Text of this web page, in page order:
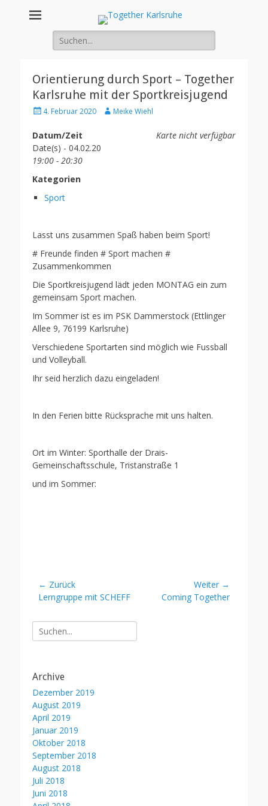
Together
Integration von jungen Menschen mit Fluchterfahrung und
Suche
nach:
Orientierung durch Sport – Together
Karlsruhe mit der Sportkreisjugend
Posted4. Februar 2020 AuthorMeike Wiehl
Karte nicht verfügbar
Datum/Zeit
Date(s) - 04.02.20
19:00 - 20:30
Kategorien
Sport
Lasst uns zusammen Spaß haben beim Sport!
# Freunde finden # Sport machen #
Zusammenkommen
Die Sportkreisjugend lädt jeden MONTAG ein zum
gemeinsam Sport machen.
Im Sommer ist es im PSK Dammerstock (Ettlinger
Allee 9, 76199 Karlsruhe)
Verschiedene Sportarten sind möglich wie Fussball
und Volleyball.
Ihr seid herzlich dazu eingeladen!
In den Ferien bitte Rücksprache mit uns halten.
Ort im Winter: Sporthalle der Drais-
Gemeinschaftsschule, Tristanstraße 1
und im Sommer:
Beitragsnavigation
← Zurück
Vorheriger
Lerngruppe mit SCHEFF
Weiter →
NächsterComing Together
Suche
nach:
Archive
Dezember 2019
August 2019
April 2019
Januar 2019
Oktober 2018
September 2018
August 2018
Juli 2018
Juni 2018